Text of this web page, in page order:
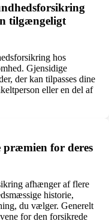
tilgængeligt
hos
Gjensidige
der kan tilpasses dine
eller en del af
for deres
afhænger af flere
historie,
du vælger. Generelt
for den forsikrede